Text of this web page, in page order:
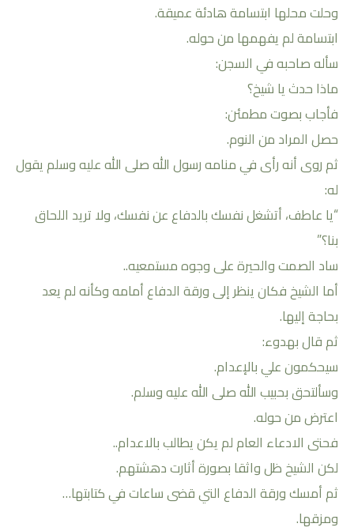
وحلت محلها ابتسامة هادئة عميقة.
ابتسامة لم يفهمها من حوله.
سأله صاحبه في السجن:
ماذا حدث يا شيخ؟
فأجاب بصوت مطمئن:
حصل المراد من النوم.
ثم روى أنه رأى في منامه رسول الله صلى الله عليه وسلم يقول
له:
“يا عاطف، أتشغل نفسك بالدفاع عن نفسك، ولا تريد اللحاق
بنا؟”
ساد الصمت والحيرة على وجوه مستمعيه..
أما الشيخ فكان ينظر إلى ورقة الدفاع أمامه وكأنه لم يعد
بحاجة إليها.
ثم قال بهدوء:
سيحكمون علي بالإعدام.
وسألتحق بحبيب الله صلى الله عليه وسلم.
اعترض من حوله.
فحتى الادعاء العام لم يكن يطالب باﻻعدام..
لكن الشيخ ظل واثقا بصورة أثارت دهشتهم.
ثم أمسك ورقة الدفاع التي قضى ساعات في كتابتها…
ومزقها.